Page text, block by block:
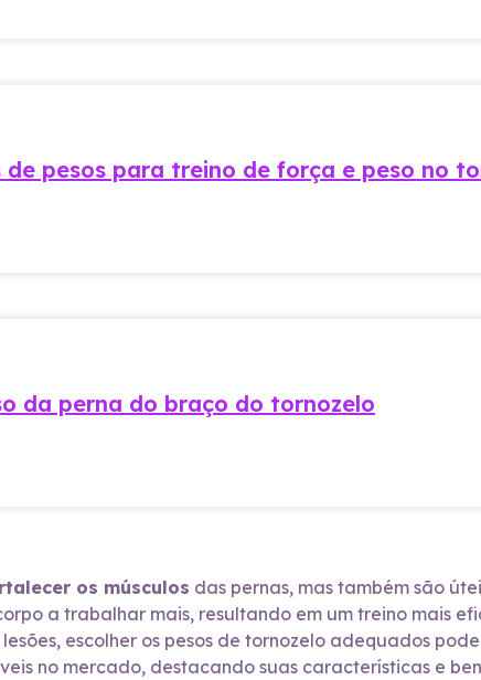
de pesos para treino de força e peso no
da perna do braço do tornozelo
os músculos das pernas, mas também são
a trabalhar mais, resultando em um treino mais
escolher os pesos de tornozelo adequados
no mercado, destacando suas características e